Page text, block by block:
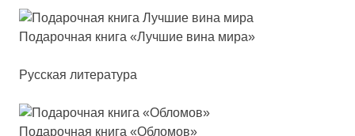
Пода­роч­ная кни­га «Луч­шие ви­на ми­ра»
Русская литература
Пода­роч­ная кни­га «Обло­мов»